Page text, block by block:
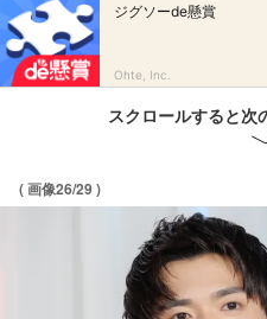
ジグソーde懸賞
Ohte, Inc.
スクロールすると次
( 画像26/29 )